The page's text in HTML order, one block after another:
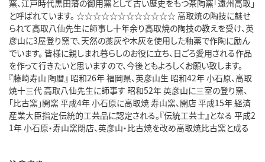
窯、江戸時代黒田藩の御用窯として古い歴史をもつ茶陶窯「遠州高取」
と呼ばれています。 ☆☆☆☆☆☆☆☆☆☆☆☆ 高取焼の陶技に魅せ
られて高取八仙先生に師事し十年余り高取焼の陶技の教えを受け、英
彦山に3屋登り窯で、天然の藁灰や木灰を使用した釉薬で作陶に励ん
でいます。 皆様に親しまれ暮らしのお役に立ち、日ごろ愛用される作品
を作って行きたいと思いますので、今後ともよろしくお願い致します。
『藤崎寿山 陶暦』 昭和26年 福岡県、英彦山生 昭和42年 小石原、高取
焼十三代 高取八仙先生に師事す 昭和52年 英彦山に三室の登り窯、
「比古窯」開窯 平成4年 小石原に高取焼 寿山窯、開店 平成15年 経済
産業大臣指定伝統的工芸品に認定される。『伝統工芸士』となる 平成2
1年 小石原・寿山窯閉店、英彦山・比古焼を改め高取焼比古窯と成る